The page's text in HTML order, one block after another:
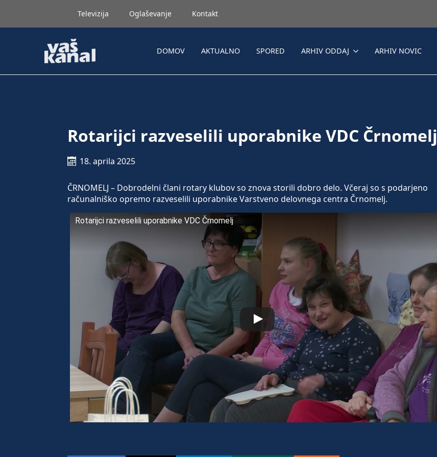
Televizija Oglaševanje Kontakt
DOMOV AKTUALNO SPORED ARHIV ODDAJ ARHIV NOVIC
Rotarijci razveselili uporabnike VDC Črnomelj
18. aprila 2025
ČRNOMELJ – Dobrodelni člani rotary klubov so znova storili dobro delo. Včeraj so s podarjeno
računalniško opremo razveselili uporabnike Varstveno delovnega centra Črnomelj.
Rotarijci razveselili uporabnike VDC Črnomelj